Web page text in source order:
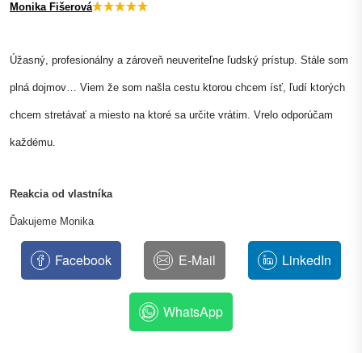
Monika Fišerová
Úžasný, profesionálny a zároveň neuveriteľne ľudský prístup. Stále som
plná dojmov… Viem že som našla cestu ktorou chcem ísť, ľudí ktorých
chcem stretávať a miesto na ktoré sa určite vrátim. Vrelo odporúčam
každému.
Reakcia od vlastníka
Ďakujeme Monika
Facebook E-Mail LinkedIn
WhatsApp